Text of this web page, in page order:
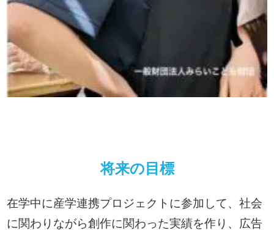
将来の目標
在学中に産学連携プロジェクトに参加して、社会
に関わりながら創作に関わった実績を作り、広告